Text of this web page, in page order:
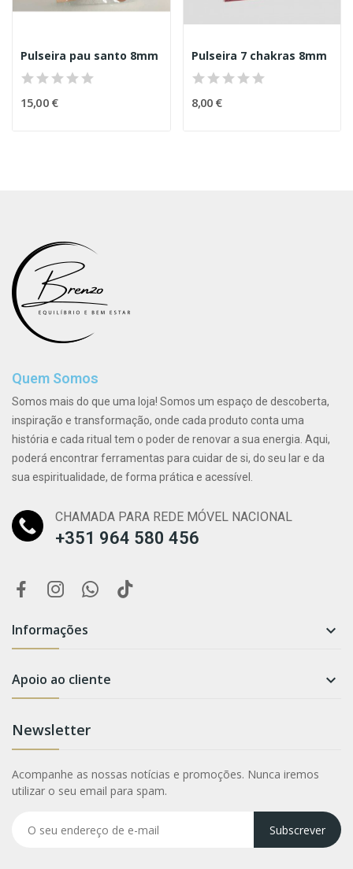
Pulseira pau santo 8mm
15,00 €
Pulseira 7 chakras 8mm
8,00 €
Quem Somos
Somos mais do que uma loja! Somos um espaço de descoberta,
inspiração e transformação, onde cada produto conta uma
história e cada ritual tem o poder de renovar a sua energia. Aqui,
poderá encontrar ferramentas para cuidar de si, do seu lar e da
sua espiritualidade, de forma prática e acessível.
CHAMADA PARA REDE MÓVEL NACIONAL
+351 964 580 456
Informações 
Apoio ao cliente 
Newsletter
Acompanhe as nossas notícias e promoções. Nunca iremos
utilizar o seu email para spam.
Subscrever